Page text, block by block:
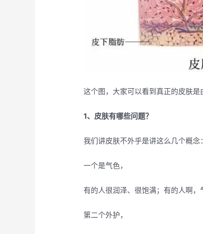
这个图，大家可以看到真正的皮肤是
1、皮肤有哪些问题？
我们讲皮肤不外乎是讲这么几个概念：
一个是气色，
有的人很润泽、很饱满；有的人啊，
第二个外护，